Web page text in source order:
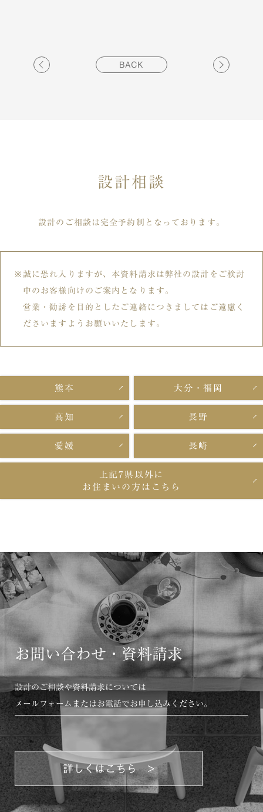
BACK
設計相談
設計のご相談は完全予約制となっております。
誠に恐れ入りますが、本資料請求は弊社の設計をご検討
中のお客様向けのご案内となります。
営業・勧誘を目的としたご連絡につきましてはご遠慮く
ださいますようお願いいたします。
熊本 大分・福岡
高知 長野
愛媛 長崎
上記7県以外に
お住まいの方はこちら
お問い合わせ・資料請求
設計のご相談や資料請求については
メールフォームまたはお電話でお申し込みください。
詳しくはこちら >